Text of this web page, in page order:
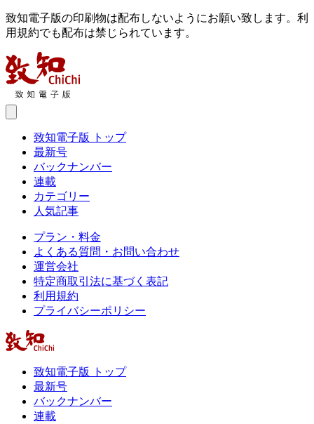
致知電子版の印刷物は配布しないようにお願い致します。利
用規約でも配布は禁じられています。
致知電子版 トップ
最新号
バックナンバー
連載
カテゴリー
人気記事
プラン・料金
よくある質問・お問い合わせ
運営会社
特定商取引法に基づく表記
利用規約
プライバシーポリシー
致知電子版 トップ
最新号
バックナンバー
連載